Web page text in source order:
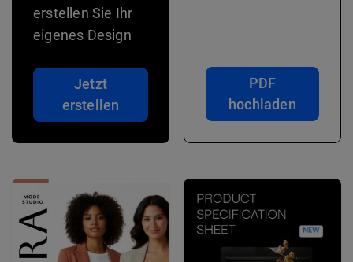
erstellen Sie Ihr
eigenes Design
Jetzt
erstellen
PDF
hochladen